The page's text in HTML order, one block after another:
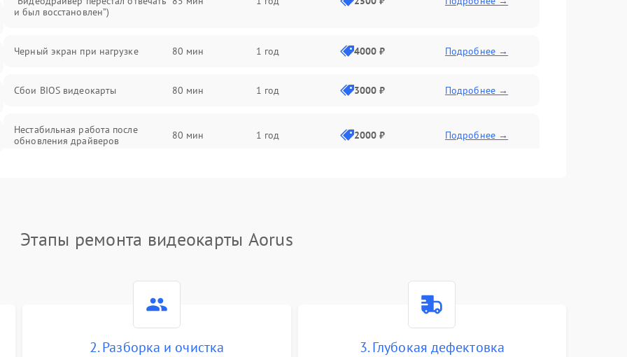
и был восстановлен”)
Черный экран при нагрузке 80 мин 1 год 4000 ₽ Подробнее →
Сбои BIOS видеокарты 80 мин 1 год 3000 ₽ Подробнее →
Нестабильная работа после
обновления драйверов
80 мин 1 год 2000 ₽ Подробнее →
Этапы ремонта видеокарты Aorus
2. Разборка и очистка 3. Глубокая дефектовка